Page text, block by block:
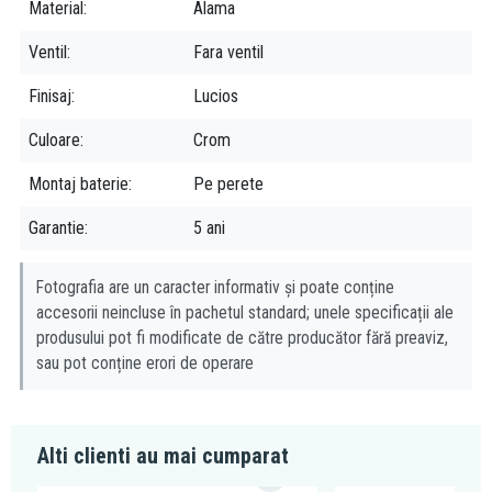
Material Alama
Ventil Fara ventil
Finisaj Lucios
Culoare Crom
Montaj baterie Pe perete
Garantie 5 ani
Fotografia are un caracter informativ și poate conține
accesorii neincluse în pachetul standard; unele specificații ale
produsului pot fi modificate de către producător fără preaviz,
sau pot conține erori de operare
Alti clienti au mai cumparat